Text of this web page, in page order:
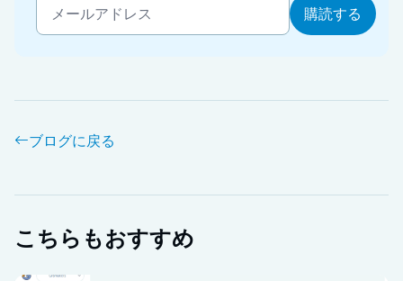
ブログに戻る
こちらもおすすめ